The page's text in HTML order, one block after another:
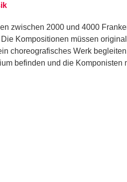
zwischen 2000 und 4000
Kompositionen müssen
choreografisches Werk
befinden und die Komponisten